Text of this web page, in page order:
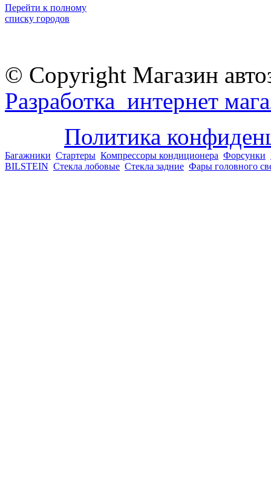
Перейти к полному
списку городов
© Copyright Магазин
Разработка интернет
Политика
Багажники Стартеры Компрессоры кондиционера Форсунки
BILSTEIN Стекла лобовые Стекла задние Фары головного